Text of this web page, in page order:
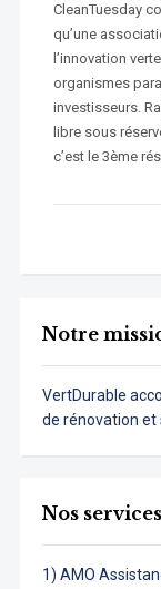
Notre
VertDurable
de rénovation
Nos services
1) AMO
CleanTuesday
qu’une
l’innovation
organismes
investisseurs.
libre sous
c’est le 3ème